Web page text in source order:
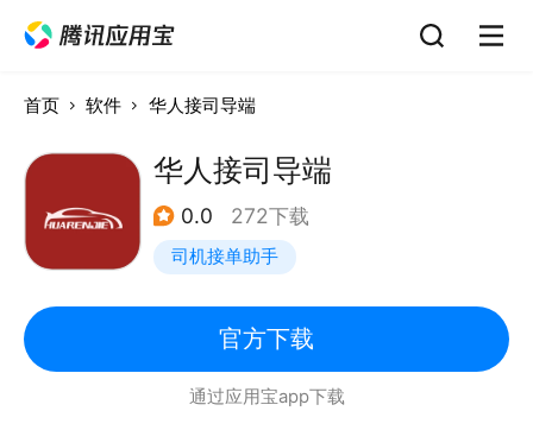
首页 软件 华人接司导端
华人接司导端
0.0 272下载
司机接单助手
官方下载
通过应用宝app下载